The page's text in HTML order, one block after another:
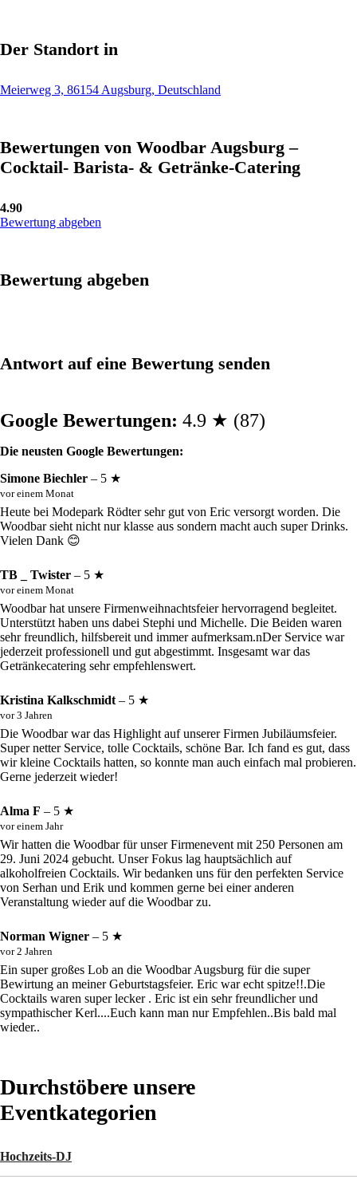
Der Standort in
Meierweg 3, 86154 Augsburg, Deutschland
Bewertungen von Woodbar Augsburg –
Cocktail- Barista- & Getränke-Catering
4.90
Bewertung abgeben
Bewertung abgeben
Antwort auf eine Bewertung senden
Google Bewertungen: 4.9 ★ (87)
Die neusten Google Bewertungen:
Simone Biechler – 5 ★
vor einem Monat
Heute bei Modepark Rödter sehr gut von Eric versorgt worden. Die
Woodbar sieht nicht nur klasse aus sondern macht auch super Drinks.
Vielen Dank 😊
TB _ Twister – 5 ★
vor einem Monat
Woodbar hat unsere Firmenweihnachtsfeier hervorragend begleitet.
Unterstützt haben uns dabei Stephi und Michelle. Die Beiden waren
sehr freundlich, hilfsbereit und immer aufmerksam.nDer Service war
jederzeit professionell und gut abgestimmt. Insgesamt war das
Getränkecatering sehr empfehlenswert.
Kristina Kalkschmidt – 5 ★
vor 3 Jahren
Die Woodbar war das Highlight auf unserer Firmen Jubiläumsfeier.
Super netter Service, tolle Cocktails, schöne Bar. Ich fand es gut, dass
wir kleine Cocktails hatten, so konnte man auch einfach mal probieren.
Gerne jederzeit wieder!
Alma F – 5 ★
vor einem Jahr
Wir hatten die Woodbar für unser Firmenevent mit 250 Personen am
29. Juni 2024 gebucht. Unser Fokus lag hauptsächlich auf
alkoholfreien Cocktails. Wir bedanken uns für den perfekten Service
von Serhan und Erik und kommen gerne bei einer anderen
Veranstaltung wieder auf die Woodbar zu.
Norman Wigner – 5 ★
vor 2 Jahren
Ein super großes Lob an die Woodbar Augsburg für die super
Bewirtung an meiner Geburtstagsfeier. Eric war echt spitze!!.Die
Cocktails waren super lecker . Eric ist ein sehr freundlicher und
sympathischer Kerl....Euch kann man nur Empfehlen..Bis bald mal
wieder..
Durchstöbere unsere
Eventkategorien
Hochzeits-DJ